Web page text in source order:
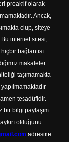
proaktif olarak
Ancak,
olup, siteye
internet sitesi,
bağlantısı
makaleler
taşımamakta
tesadüfidir.
bir bilgi paylaşım
olduğunu
adresine